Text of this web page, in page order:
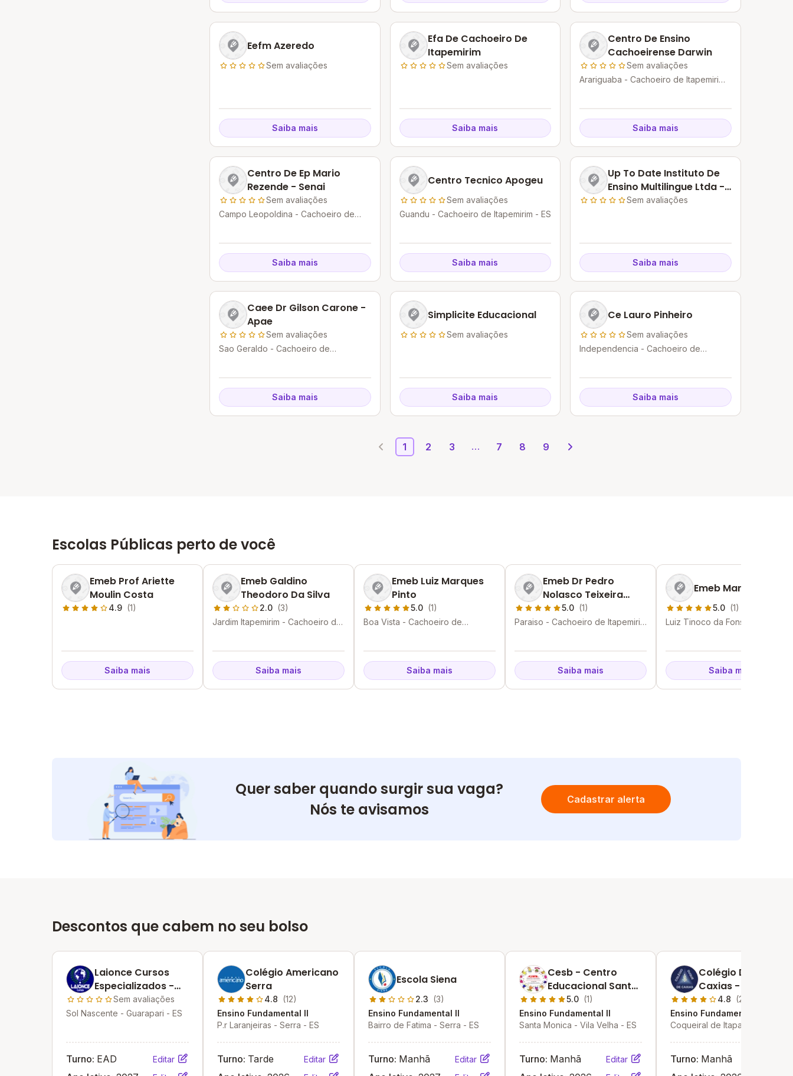
Eefm Azeredo
Sem avaliações
Saiba mais
Efa De Cachoeiro De
Itapemirim
Sem avaliações
Saiba mais
Centro De Ensino
Cachoeirense Darwin
Sem avaliações
Arariguaba - Cachoeiro de Itapemirim -
Saiba mais
Centro De Ep Mario
Rezende - Senai
Sem avaliações
Campo Leopoldina - Cachoeiro de
Saiba mais
Centro Tecnico Apogeu
Sem avaliações
Guandu - Cachoeiro de Itapemirim - ES
Saiba mais
Up To Date Instituto De
Ensino Multilingue Ltda -
EppSem avaliações
Saiba mais
Caee Dr Gilson Carone -
Apae
Sem avaliações
Sao Geraldo - Cachoeiro de
Saiba mais
Simplicite Educacional
Sem avaliações
Saiba mais
Ce Lauro Pinheiro
Sem avaliações
Independencia - Cachoeiro de
Saiba mais
1 2 3 7 8 9
Escolas Públicas perto de você
Emeb Prof Ariette
Moulin Costa
4.9 (1)
Saiba mais
Emeb Galdino
Theodoro Da Silva
2.0 (3)
Jardim Itapemirim - Cachoeiro de
Saiba mais
Emeb Luiz Marques
Pinto
5.0 (1)
Boa Vista - Cachoeiro de
Saiba mais
Emeb Dr Pedro
Nolasco Teixeira
Rezende
5.0 (1)
Paraiso - Cachoeiro de Itapemirim
Saiba mais
Emeb Maria Siloti
5.0 (1)
Luiz Tinoco da Fonseca -
Saiba mais
Quer saber quando surgir sua vaga?
Nós te avisamos
Cadastrar alerta
Descontos que cabem no seu bolso
Laionce Cursos
Especializados -
Guarapari
Sem avaliações
Sol Nascente - Guarapari - ES
Turno: EAD Editar
Colégio Americano
Serra
4.8 (12)
Ensino Fundamental II
P.r Laranjeiras - Serra - ES
Turno: Tarde Editar
Escola Siena
2.3 (3)
Ensino Fundamental II
Bairro de Fatima - Serra - ES
Turno: Manhã Editar
Cesb - Centro
Educacional Santa
Barbara
5.0 (1)
Ensino Fundamental II
Santa Monica - Vila Velha - ES
Turno: Manhã Editar
Colégio Duque De
Caxias - Cdc
4.8 (20)
Ensino Fundamental II
Coqueiral de Itaparica - Vila
Turno: Manhã